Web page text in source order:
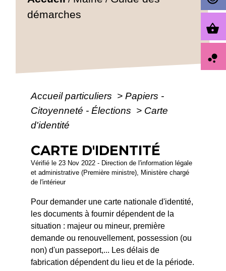
démarches
Accueil particuliers > Papiers -
Citoyenneté - Élections > Carte
d'identité
CARTE D'IDENTITÉ
Vérifié le 23 Nov 2022 - Direction de l'information légale
et administrative (Première ministre), Ministère chargé
de l'intérieur
Pour demander une carte nationale d'identité,
les documents à fournir dépendent de la
situation : majeur ou mineur, première
demande ou renouvellement, possession (ou
non) d'un passeport,... Les délais de
fabrication dépendent du lieu et de la période.
shopping_basket
bubble_chart